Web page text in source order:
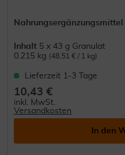
Inhalt 5 x 43 g Granulat
0.215 kg (48,51 € / 1 kg)
Lieferzeit 1-3 Tage
10,43 €
inkl. MwSt.
Versandkosten
In den